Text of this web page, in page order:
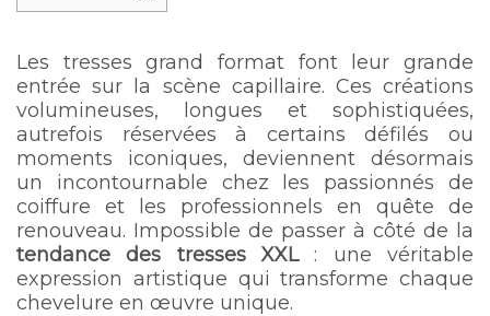
Les tresses grand format font leur grande
entrée sur la scène capillaire. Ces créations
volumineuses, longues et sophistiquées,
autrefois réservées à certains défilés ou
moments iconiques, deviennent désormais
un incontournable chez les passionnés de
coiffure et les professionnels en quête de
renouveau. Impossible de passer à côté de la
tendance des tresses XXL: une véritable
expression artistique qui transforme chaque
chevelure en œuvre unique.